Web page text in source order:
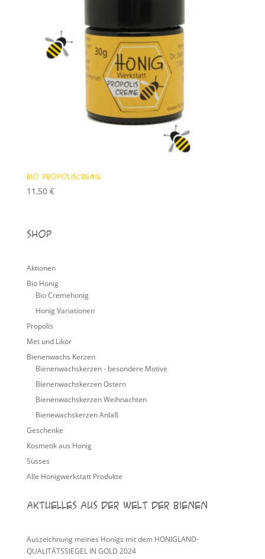
Bio Propoliscreme
11,50 €
Shop
Aktionen
Bio Honig
Bio Cremehonig
Honig Variationen
Propolis
Met und Likör
Bienenwachs Kerzen
Bienenwachskerzen - besondere Motive
Bienenwachskerzen Ostern
Bienenwachskerzen Weihnachten
Bienewachskerzen Anlaß
Geschenke
Kosmetik aus Honig
Süsses
Alle Honigwerkstatt Produkte
Aktuelles aus der Welt der Bienen
Auszeichnung meines Honigs mit dem HONIGLAND-
QUALITÄTSSIEGEL IN GOLD 2024